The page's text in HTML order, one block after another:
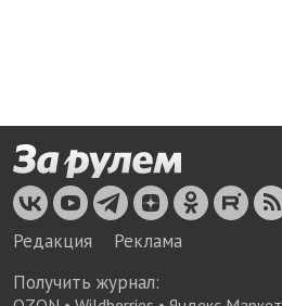
Редакция
Реклама
Получить журнал: